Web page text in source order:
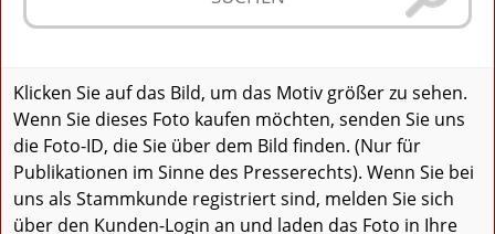
Klicken Sie auf das Bild, um das Motiv größer zu sehen.
Wenn Sie dieses Foto kaufen möchten, senden Sie uns
die Foto-ID, die Sie über dem Bild finden. (Nur für
Publikationen im Sinne des Presserechts). Wenn Sie bei
uns als Stammkunde registriert sind, melden Sie sich
über den Kunden-Login an und laden das Foto in Ihre